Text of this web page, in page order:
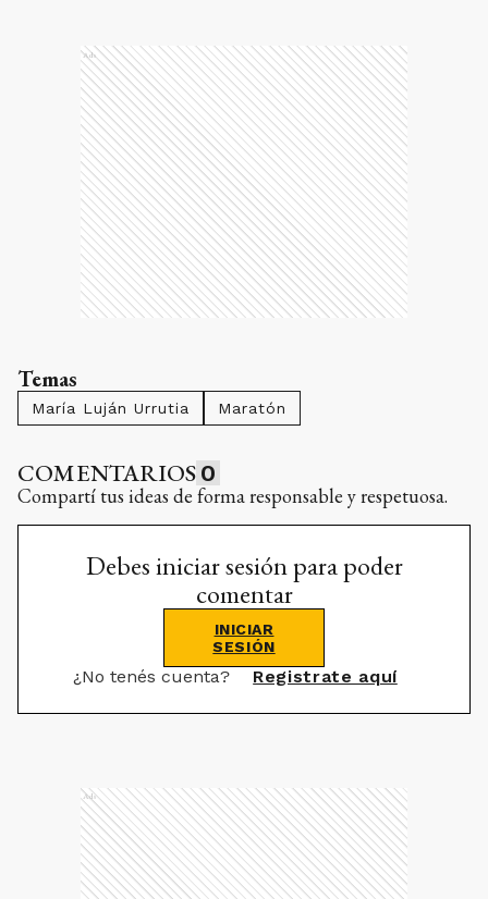
Ads
Temas
María Luján Urrutia Maratón
COMENTARIOS 0
Compartí tus ideas de forma responsable y respetuosa.
Debes iniciar sesión para poder
comentar
INICIAR
SESIÓN
¿No tenés cuenta? Registrate aquí
Ads